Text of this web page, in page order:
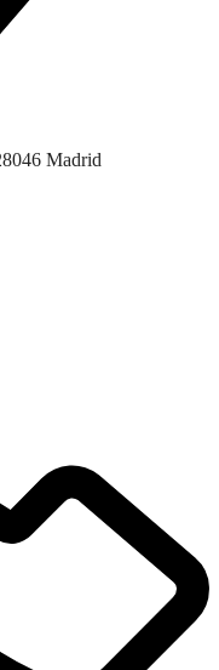
Madrid